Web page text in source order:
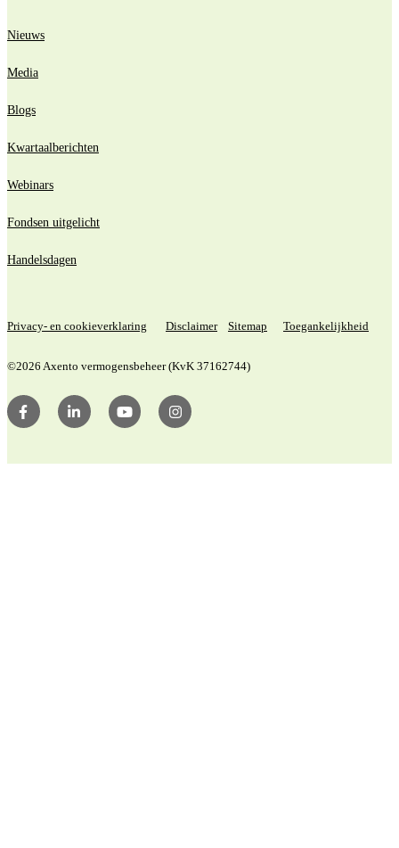
Nieuws
Media
Blogs
Kwartaalberichten
Webinars
Fondsen uitgelicht
Handelsdagen
Privacy- en cookieverklaring Disclaimer Sitemap Toegankelijkheid
©2026 Axento vermogensbeheer (KvK 37162744)